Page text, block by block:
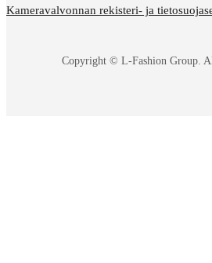
Copyright © L-Fashion Group.
Kameravalvonnan rekisteri- ja